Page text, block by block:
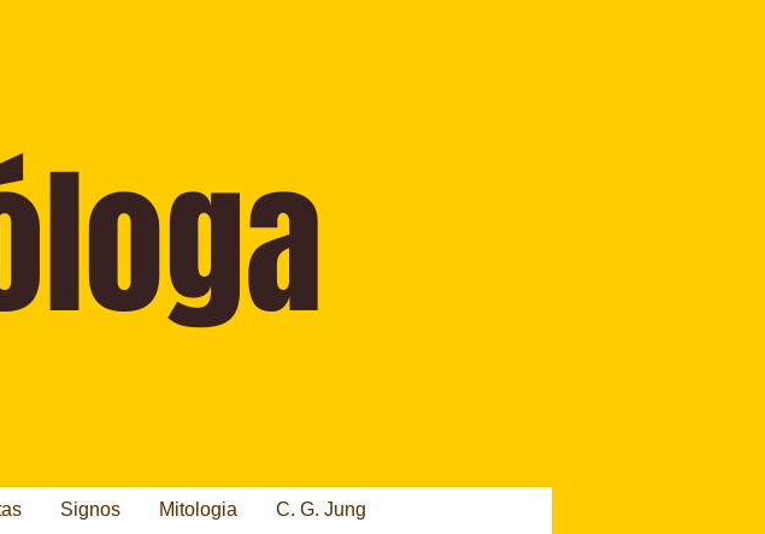
Signos Mitologia C. G. Jung